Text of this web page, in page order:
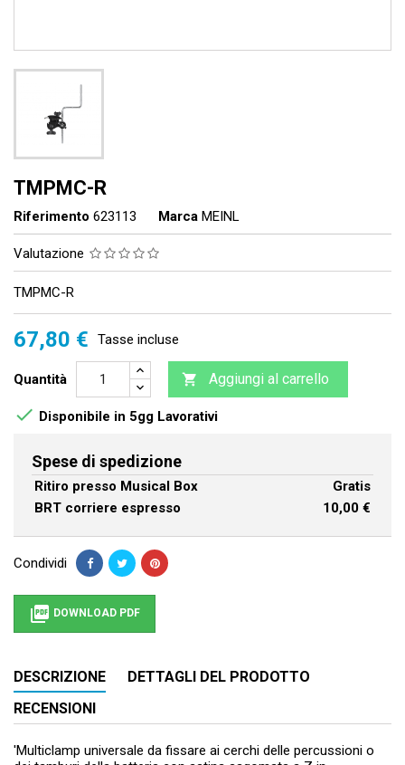
TMPMC-R
Riferimento 623113 Marca MEINL
Valutazione
TMPMC-R
67,80 € Tasse incluse
Quantità  Aggiungi al carrello
 Disponibile in 5gg Lavorativi
Spese di spedizione
Ritiro presso Musical Box
Gratis
BRT corriere espresso
10,00 €
Condividi
 DOWNLOAD PDF
DESCRIZIONE
DETTAGLI DEL PRODOTTO
RECENSIONI
'Multiclamp universale da fissare ai cerchi delle percussioni o